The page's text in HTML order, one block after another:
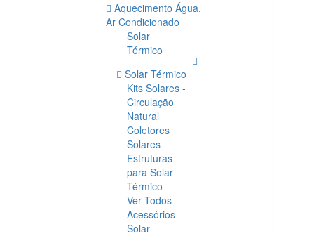
Aquecimento Água,
Ar Condicionado
Solar
Térmico
Solar Térmico
Kits Solares -
Circulação
Natural
Coletores
Solares
Estruturas
para Solar
Térmico
Ver Todos
Acessórios
Solar